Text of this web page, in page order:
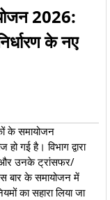
2026:
के नए
के समायोजन
गई है। विभाग द्वारा
और उनके ट्रांसफर/
बार के समायोजन में
का सहारा लिया जा